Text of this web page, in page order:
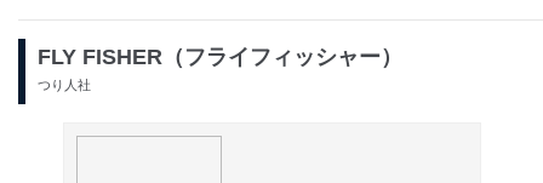
FLY FISHER（フライフィッシャー）
つり人社